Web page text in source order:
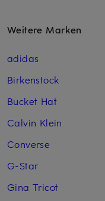
Weitere Marken
adidas
Birkenstock
Bucket Hat
Calvin Klein
Converse
G-Star
Gina Tricot